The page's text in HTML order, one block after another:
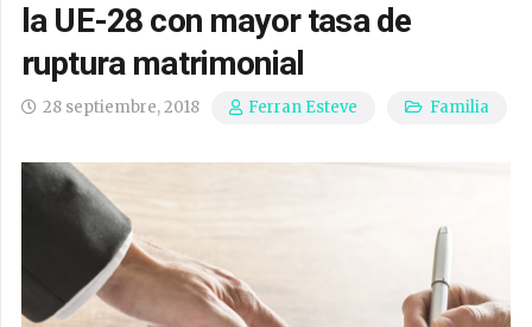
la UE-28 con mayor tasa de
ruptura matrimonial
28 septiembre, 2018 Ferran Esteve Familia